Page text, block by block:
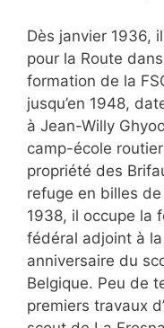
Dès janvier 1936,
pour la Route
formation de la
jusqu’en 1948,
à Jean-Willy
camp-école
propriété des
refuge en billes
1938, il occupe la
fédéral adjoint à
anniversaire du
Belgique. Peu de
premiers travaux